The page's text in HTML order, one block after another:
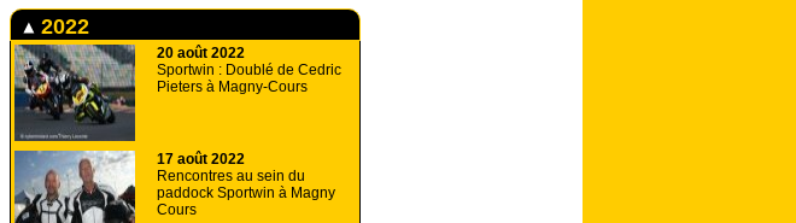
2022
20 août 2022
Sportwin : Doublé de Cedric
Pieters à Magny-Cours
17 août 2022
Rencontres au sein du
paddock Sportwin à Magny
Cours